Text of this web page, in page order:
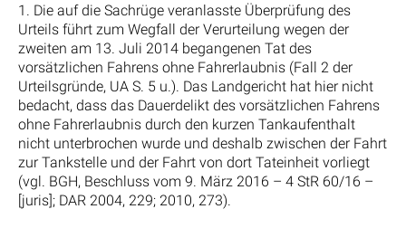
1. Die auf die Sachrüge veranlasste Überprüfung des
Urteils führt zum Wegfall der Verurteilung wegen der
zweiten am 13. Juli 2014 begangenen Tat des
vorsätzlichen Fahrens ohne Fahrerlaubnis (Fall 2 der
Urteilsgründe, UA S. 5 u.). Das Landgericht hat hier nicht
bedacht, dass das Dauerdelikt des vorsätzlichen Fahrens
ohne Fahrerlaubnis durch den kurzen Tankaufenthalt
nicht unterbrochen wurde und deshalb zwischen der Fahrt
zur Tankstelle und der Fahrt von dort Tateinheit vorliegt
(vgl. BGH, Beschluss vom 9. März 2016 – 4 StR 60/16 –
[juris]; DAR 2004, 229; 2010, 273).